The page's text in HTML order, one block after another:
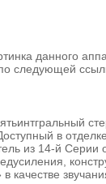
данного
следующей
Доступный в
из 14-й
в качестве